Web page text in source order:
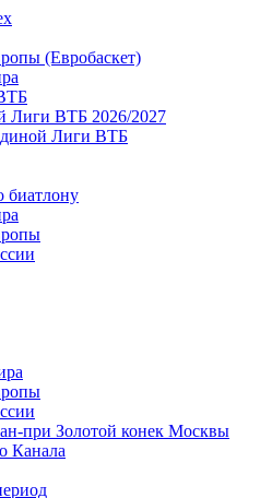
(Евробаскет)
Лиги ВТБ 2026/2027
Лиги ВТБ
биатлону
при Золотой конек Москвы
Канала